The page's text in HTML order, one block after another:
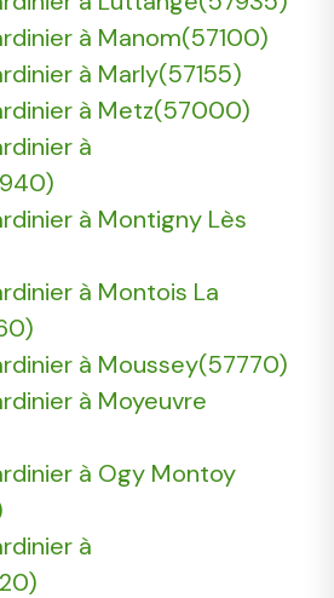
à Manom(57100)
à Marly(57155)
à Metz(57000)
à
à Montigny Lès
à Montois La
à Moussey(57770)
à Moyeuvre
à Ogy Montoy
à